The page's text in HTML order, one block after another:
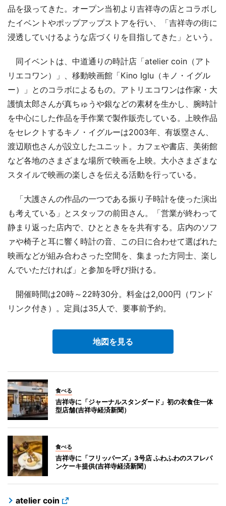
品を扱ってきた。オープン当初より吉祥寺の店とコラボし
たイベントやポップアップストアを行い、「吉祥寺の街に
浸透していけるような店づくりを目指してきた」という。
同イベントは、中道通りの時計店「atelier coin（アト
リエコワン）」、移動映画館「Kino Iglu（キノ・イグル
ー）」とのコラボによるもの。アトリエコワンは作家・大
護慎太郎さんが真ちゅうや銀などの素材を生かし、腕時計
を中心にした作品を手作業で製作販売している。上映作品
をセレクトするキノ・イグルーは2003年、有坂塁さん、
渡辺順也さんが設立したユニット。カフェや書店、美術館
など各地のさまざまな場所で映画を上映。大小さまざまな
スタイルで映画の楽しさを伝える活動を行っている。
「大護さんの作品の一つである振り子時計を使った演出
も考えている」とスタッフの前田さん。「営業が終わって
静まり返った店内で、ひとときをを共有する。店内のソフ
ァや椅子と耳に響く時計の音、この日に合わせて選ばれた
映画などが組み合わさった空間を、集まった方同士、楽し
んでいただければ」と参加を呼び掛ける。
開催時間は20時～22時30分。料金は2,000円（ワンド
リンク付き）。定員は35人で、要事前予約。
地図を見る
食べる
吉祥寺に「ジャーナルスタンダード」初の衣食住一体
型店舗(吉祥寺経済新聞）
食べる
吉祥寺に「フリッパーズ」3号店 ふわふわのスフレパ
ンケーキ提供(吉祥寺経済新聞）
atelier coin